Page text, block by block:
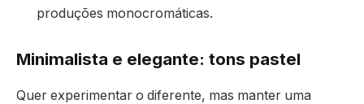
produções monocromáticas.
Minimalista e elegante: tons pastel
Quer experimentar o diferente, mas manter uma